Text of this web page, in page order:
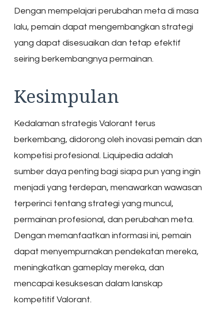
Dengan mempelajari perubahan meta di masa
lalu, pemain dapat mengembangkan strategi
yang dapat disesuaikan dan tetap efektif
seiring berkembangnya permainan.
Kesimpulan
Kedalaman strategis Valorant terus
berkembang, didorong oleh inovasi pemain dan
kompetisi profesional. Liquipedia adalah
sumber daya penting bagi siapa pun yang ingin
menjadi yang terdepan, menawarkan wawasan
terperinci tentang strategi yang muncul,
permainan profesional, dan perubahan meta.
Dengan memanfaatkan informasi ini, pemain
dapat menyempurnakan pendekatan mereka,
meningkatkan gameplay mereka, dan
mencapai kesuksesan dalam lanskap
kompetitif Valorant.